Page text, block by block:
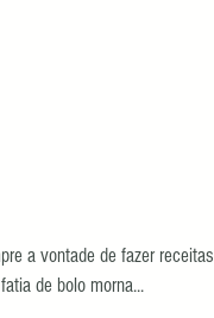
a vontade de fazer receitas
de bolo morna...